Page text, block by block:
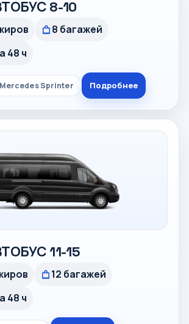
8-10
8 багажей
48 ч
Sprinter Подробнее
11-15
12 багажей
48 ч